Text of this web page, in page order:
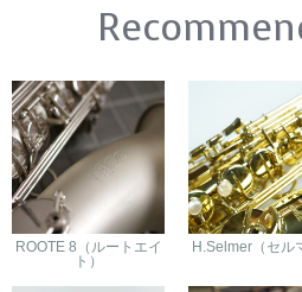
ROOTE 8（ルートエイ
ト）
H.Selmer（セル